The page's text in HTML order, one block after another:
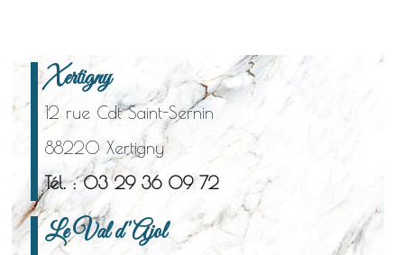
Xertigny
12 rue Cdt Saint-Sernin
88220 Xertigny
Tél. : 03 29 36 09 72
Le Val d'Ajol